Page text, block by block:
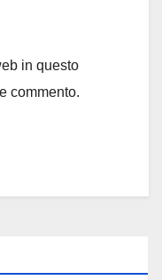
in questo
commento.